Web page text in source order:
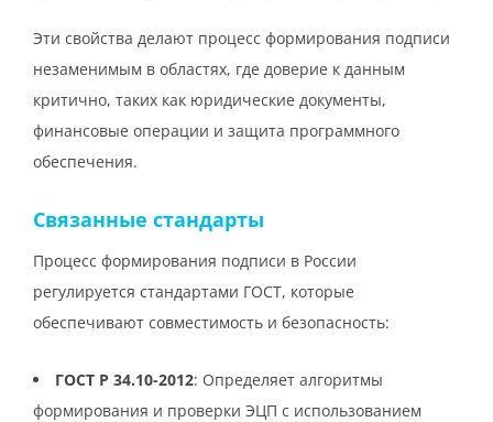
Эти свойства делают процесс формирования подписи
незаменимым в областях, где доверие к данным
критично, таких как юридические документы,
финансовые операции и защита программного
обеспечения.
Связанные стандарты
Процесс формирования подписи в России
регулируется стандартами ГОСТ, которые
обеспечивают совместимость и безопасность:
ГОСТ Р 34.10-2012: Определяет алгоритмы
формирования и проверки ЭЦП с использованием